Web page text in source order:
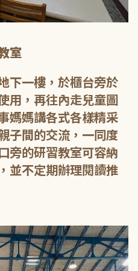
室
下一樓，於櫃台旁於
用，再往內走兒童圖
媽媽講各式各樣精采
子間的交流，一同度
旁的研習教室可容納
並不定期辦理閱讀推